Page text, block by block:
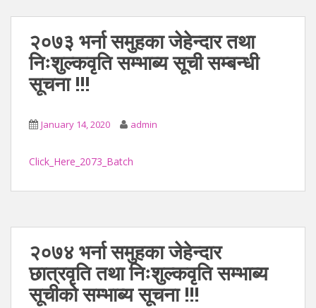
२०७३ भर्ना समुहका जेहेन्दार तथा
निःशुल्कवृति सम्भाब्य सूची सम्बन्धी
सूचना !!!
January 14, 2020 admin
Click_Here_2073_Batch
२०७४ भर्ना समुहका जेहेन्दार
छात्रवृति तथा निःशुल्कवृति सम्भाब्य
सूचीको सम्भाब्य सूचना !!!